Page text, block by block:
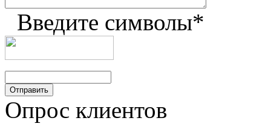
Введите символы*
Опрос клиентов